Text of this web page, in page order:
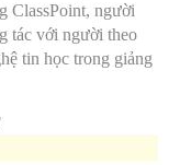
ClassPoint, người
tác với người theo
tin học trong giảng